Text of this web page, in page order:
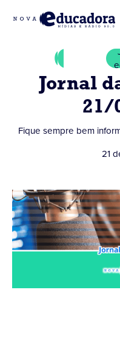
Jornal
21/
Fique sempre bem
21